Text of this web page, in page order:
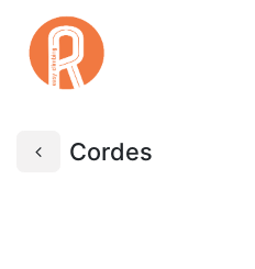
Cordes